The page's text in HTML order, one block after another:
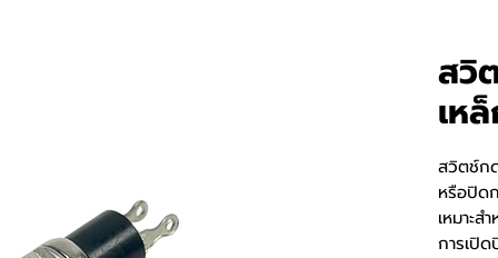
สวิ
เห
สวิตช์ก
หรือปิด
เหมาะ
การเปิ